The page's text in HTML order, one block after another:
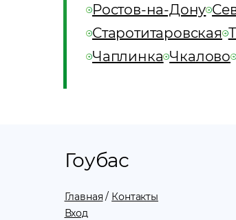
Ростов-на-Дону
Старотитаровская
Чаплинка Чкалово
Гоубас
Главная / Контакты
Вход